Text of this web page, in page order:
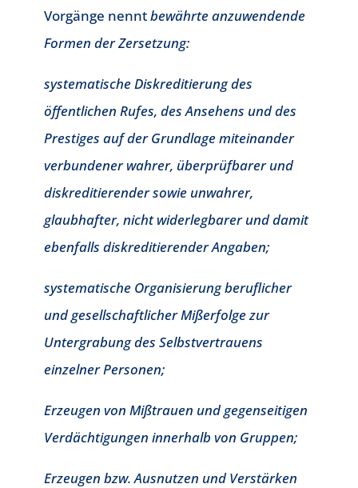
Vorgänge nenntbewährte anzuwendende
Formen der Zersetzung:
systematische Diskreditierung des
öffentlichen Rufes, des Ansehens und des
Prestiges auf der Grundlage miteinander
verbundener wahrer, überprüfbarer und
diskreditierender sowie unwahrer,
glaubhafter, nicht widerlegbarer und damit
ebenfalls diskreditierender Angaben;
systematische Organisierung beruflicher
und gesellschaftlicher Mißerfolge zur
Untergrabung des Selbstvertrauens
einzelner Personen;
Erzeugen von Mißtrauen und gegenseitigen
Verdächtigungen innerhalb von Gruppen;
Erzeugen bzw. Ausnutzen und Verstärken